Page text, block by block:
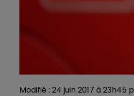
Modifié : 24 juin 2017 à 23h45